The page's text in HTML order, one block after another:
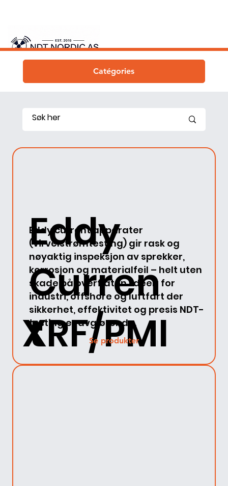
Catégories
Eddy
Curren
t
Eddy current apparater
(virvelstrømtesting) gir rask og
nøyaktig inspeksjon av sprekker,
korrosjon og materialfeil – helt uten
skade på overflaten. Ideelt for
industri, offshore og luftfart der
sikkerhet, effektivitet og presis NDT-
testing er avgjørende.
XRF/PMI
Se produkter